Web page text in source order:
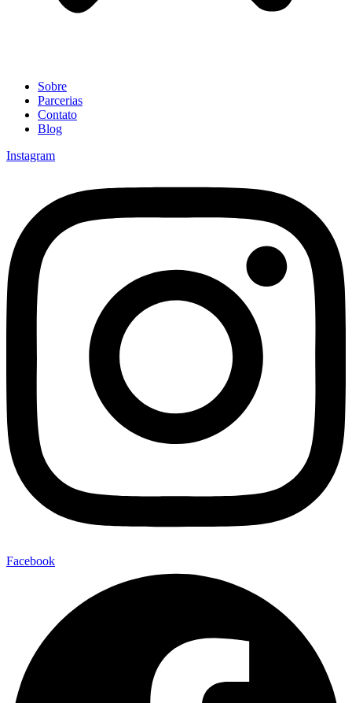
Sobre
Parcerias
Contato
Blog
Instagram
Facebook